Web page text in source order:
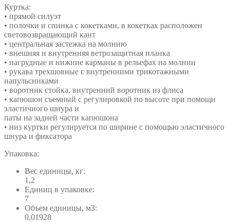
Куртка:
• прямой силуэт
• полочки и спинка с кокетками, в кокетках расположен
световозвращающий кант
• центральная застежка на молнию
• внешняя и внутренняя ветрозащитная планка
• нагрудные и нижние карманы в рельефах на молнии
• рукава трехшовные с внутренними трикотажными
напульсниками
• воротник стойка, внутренний воротник из флиса
• капюшон съемный с регулировкой по высоте при помощи
эластичного шнура и
паты на задней части капюшона
• низ куртки регулируется по ширине с помощью эластичного
шнура и фиксатора
Упаковка:
Вес единицы, кг:
1,2
Единиц в упаковке:
7
Объем единицы, м3:
0,01928